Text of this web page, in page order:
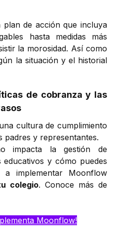
plan de acción que incluya
hasta medidas más
la morosidad. Así como
la situación y el historial
de cobranza y las
cultura de cumplimiento
padres y representantes.
impacta la gestión de
y cómo puedes
a implementar Moonflow
colegio. Conoce más de
Moonflow!